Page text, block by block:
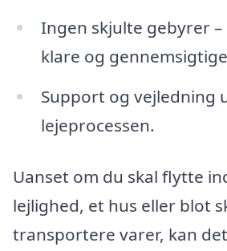
Ingen skjulte gebyrer
klare og
Support og vejledning
lejeprocessen.
Uanset om du skal flytte
lejlighed, et hus eller blot
transportere varer, kan